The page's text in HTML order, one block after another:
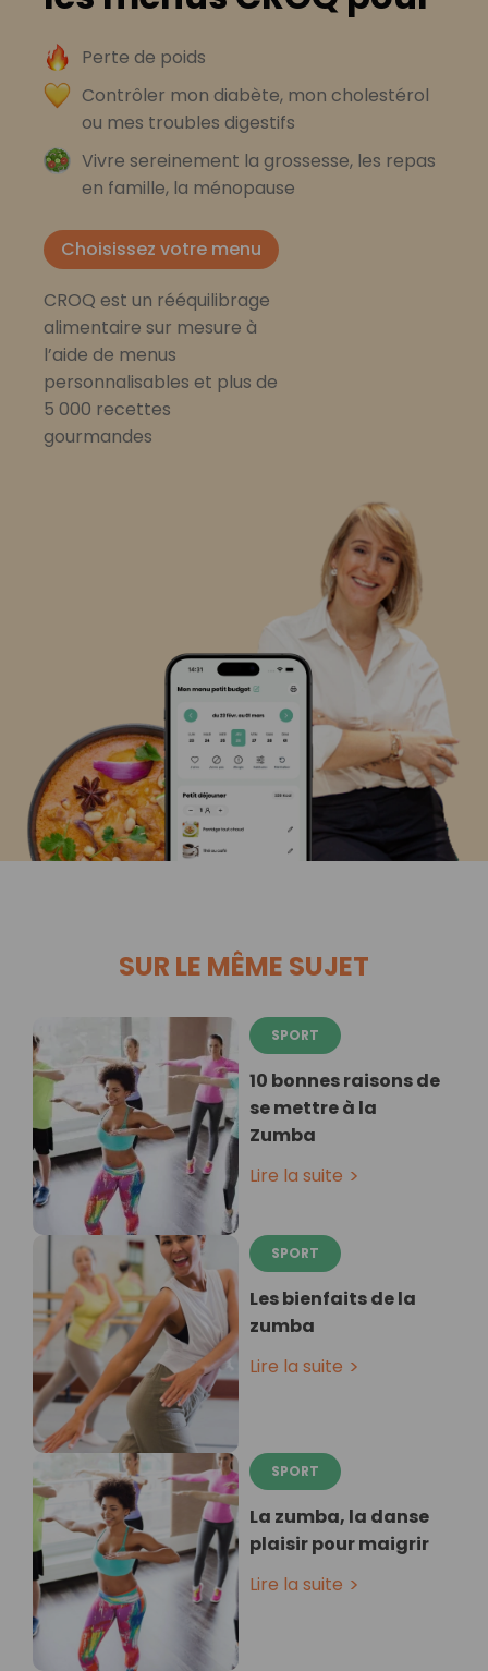
Perte de poids
Contrôler mon diabète, mon cholestérol
ou mes troubles digestifs
Vivre sereinement la grossesse, les repas
en famille, la ménopause
Choisissez votre menu
CROQ est un rééquilibrage
alimentaire sur mesure à
l’aide de menus
personnalisables et plus de
5 000 recettes
gourmandes
SUR LE MÊME SUJET
SPORT
10 bonnes raisons de
se mettre à la
Zumba
Lire la suite
SPORT
Les bienfaits de la
zumba
Lire la suite
SPORT
La zumba, la danse
plaisir pour maigrir
Lire la suite